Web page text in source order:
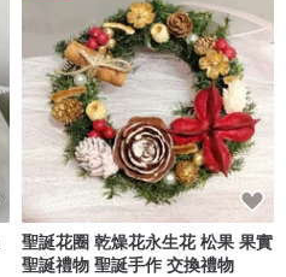
聖誕花圈 乾燥花永生花 松果 果實
聖誕禮物 聖誕手作 交換禮物